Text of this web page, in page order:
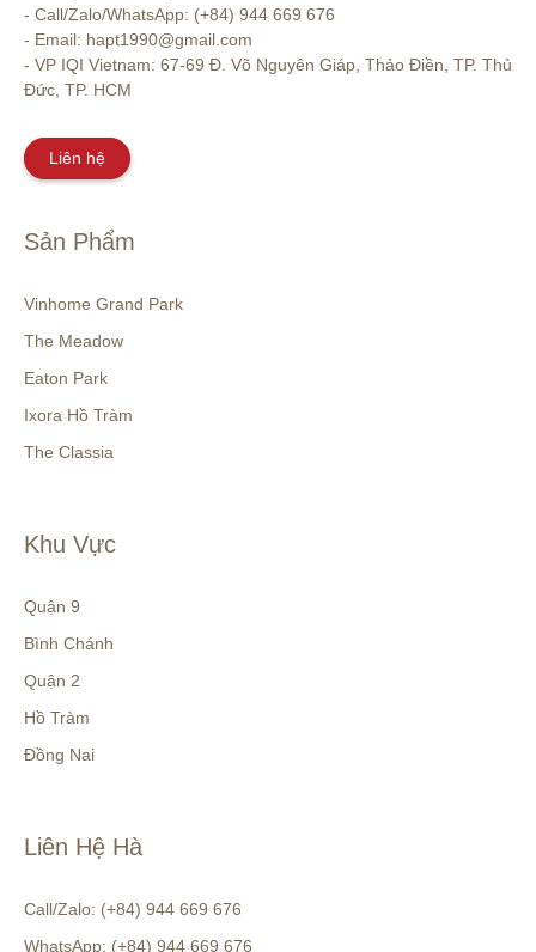
- Call/Zalo/WhatsApp: (+84) 944 669 676
- Email: hapt1990@gmail.com
- VP IQI Vietnam: 67-69 Đ. Võ Nguyên Giáp, Thảo Điền, TP. Thủ
Đức, TP. HCM
Liên hệ
Sản Phẩm
Vinhome Grand Park
The Meadow
Eaton Park
Ixora Hồ Tràm
The Classia
Khu Vực
Quận 9
Bình Chánh
Quận 2
Hồ Tràm
Đồng Nai
Liên Hệ Hà
Call/Zalo: (+84) 944 669 676
WhatsApp: (+84) 944 669 676